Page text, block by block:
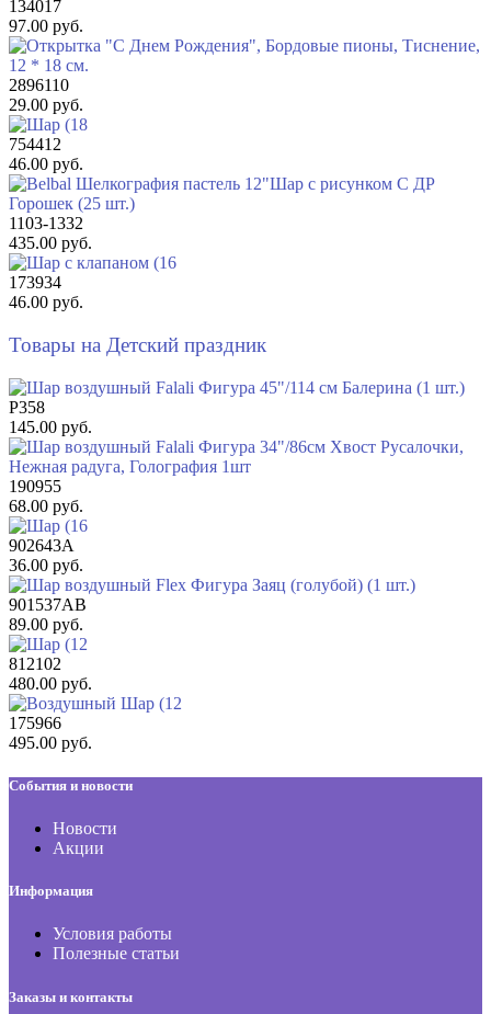
134017
97.00 руб.
2896110
29.00 руб.
754412
46.00 руб.
1103-1332
435.00 руб.
173934
46.00 руб.
Товары на Детский праздник
Р358
145.00 руб.
190955
68.00 руб.
902643A
36.00 руб.
901537AB
89.00 руб.
812102
480.00 руб.
175966
495.00 руб.
События и новости
Новости
Акции
Информация
Условия работы
Полезные статьи
Заказы и контакты